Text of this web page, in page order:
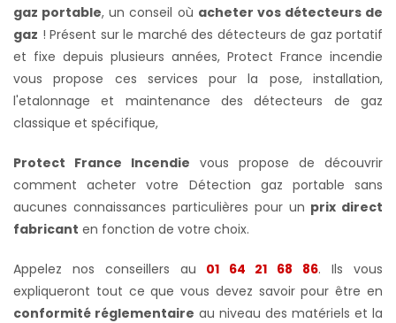
gaz portable, un conseil où acheter vos détecteurs de
gaz ! Présent sur le marché des détecteurs de gaz portatif
et fixe depuis plusieurs années, Protect France incendie
vous propose ces services pour la pose, installation,
l'etalonnage et maintenance des détecteurs de gaz
classique et spécifique,
Protect France Incendie vous propose de découvrir
comment acheter votre Détection gaz portable sans
aucunes connaissances particulières pour un prix direct
fabricant en fonction de votre choix.
Appelez nos conseillers au 01 64 21 68 86. Ils vous
expliqueront tout ce que vous devez savoir pour être en
conformité réglementaire au niveau des matériels et la